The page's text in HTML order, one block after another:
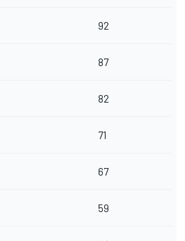
92
87
82
71
67
59